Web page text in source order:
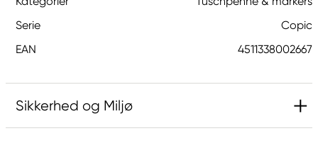
Serie
Copic
EAN
4511338002667
Sikkerhed og Miljø